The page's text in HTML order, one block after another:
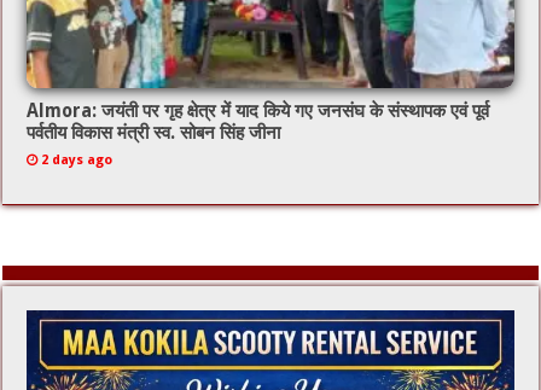
Almora: जयंती पर गृह क्षेत्र में याद किये गए जनसंघ के संस्थापक एवं पूर्व
पर्वतीय विकास मंत्री स्व. सोबन सिंह जीना
2 days ago